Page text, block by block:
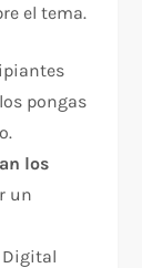
el tema.
pongas
los
un
Digital